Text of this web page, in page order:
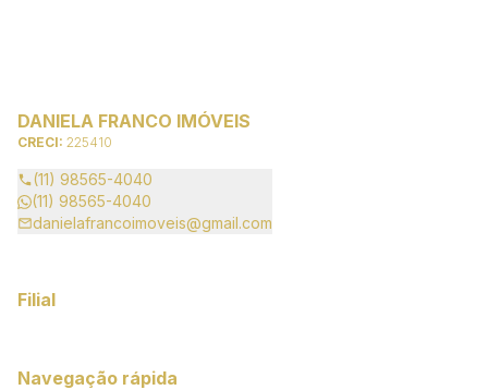
DANIELA FRANCO IMÓVEIS
CRECI: 225410
(11) 98565-4040
(11) 98565-4040
danielafrancoimoveis@gmail.com
Filial
Navegação rápida